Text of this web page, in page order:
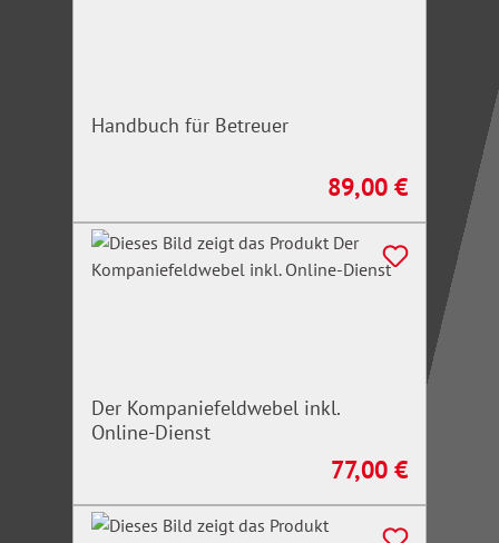
Handbuch für Betreuer
Regulärer Preis:
89,00 €
Der Kompaniefeldwebel inkl.
Online-Dienst
Regulärer Preis:
77,00 €